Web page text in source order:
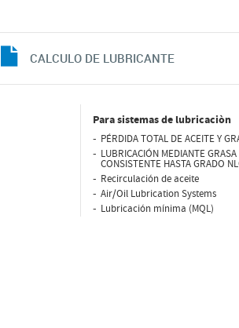
CALCULO DE LUBRICANTE
Para sistemas de lubricaciòn
PÉRDIDA TOTAL DE ACEITE Y
LUBRICACIÓN MEDIANTE GRASA
CONSISTENTE HASTA GRADO
Recirculación de aceite
Air/Oil Lubrication Systems
Lubricación mínima (MQL)